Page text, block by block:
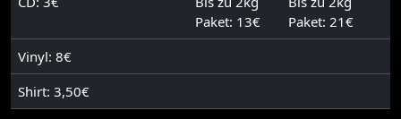
Paket: 13€
Paket: 21€
Vinyl: 8€
Shirt: 3,50€